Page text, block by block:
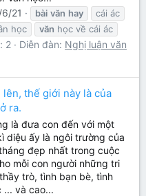
6/21 bài văn hay
cái ác
học văn học về cái ác
2 Diễn đàn: Nghị luận văn
thế giới này là của
ra.
là đưa con đến với một
diệu ấy là ngôi trường của
đẹp nhất trong cuộc
mỗi con người những tri
trò, tình bạn bè, tình
và cao...